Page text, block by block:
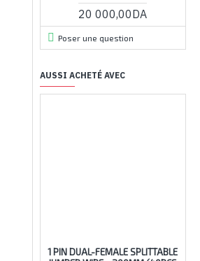
20 000,00DA
Poser une question
AUSSI ACHETÉ AVEC
1 PIN DUAL-FEMALE SPLITTABLE